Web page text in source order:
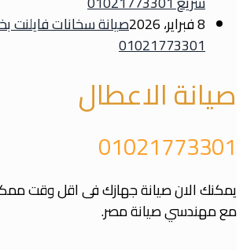
8 فبراير، 2026
صيانة سخانات فايلنت
01021773301
صيانة الاعطال
01021773301
يمكنك الان صيانة جهازك فى اقل وقت
مع مهندسي صيانة مصر.